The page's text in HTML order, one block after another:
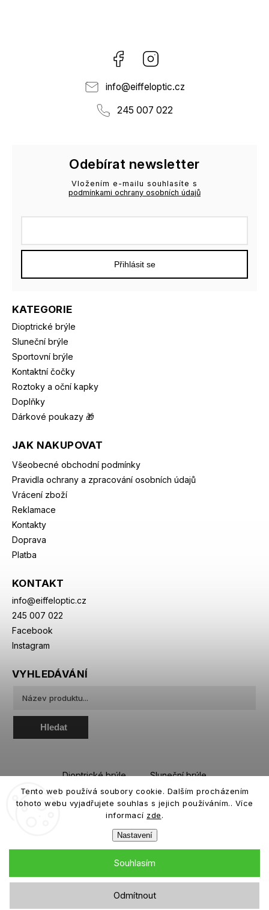
Tento web používá soubory cookie. Dalším procházením
tohoto webu vyjadřujete souhlas s jejich používáním.. Více
informací zde.
Nastavení
Odmítnout
Souhlasím
Facebook
info@eiffeloptic.cz
245 007 022
KATEGORIE
Dioptrické brýle
Sluneční brýle
Sportovní brýle
Kontaktní čočky
Roztoky a oční kapky
Doplňky
Dárkové poukazy 🎁
JAK NAKUPOVAT
Všeobecné obchodní podmínky
Pravidla ochrany a zpracování osobních údajů
Vrácení zboží
Reklamace
Kontakty
Doprava
Platba
KONTAKT
info@eiffeloptic.cz
245 007 022
Facebook
Instagram
Odebírat newsletter
Vložením e-mailu souhlasíte s
podmínkami ochrany osobních údajů
Přihlásit se
VYHLEDÁVÁNÍ
Hledat
Dioptrické brýle
Sluneční brýle
Sportovní brýle
Kontaktní čočky
Roztoky a oční kapky
Copyright 2026eiffeloptic.cz. Všechna práva vyhrazena.